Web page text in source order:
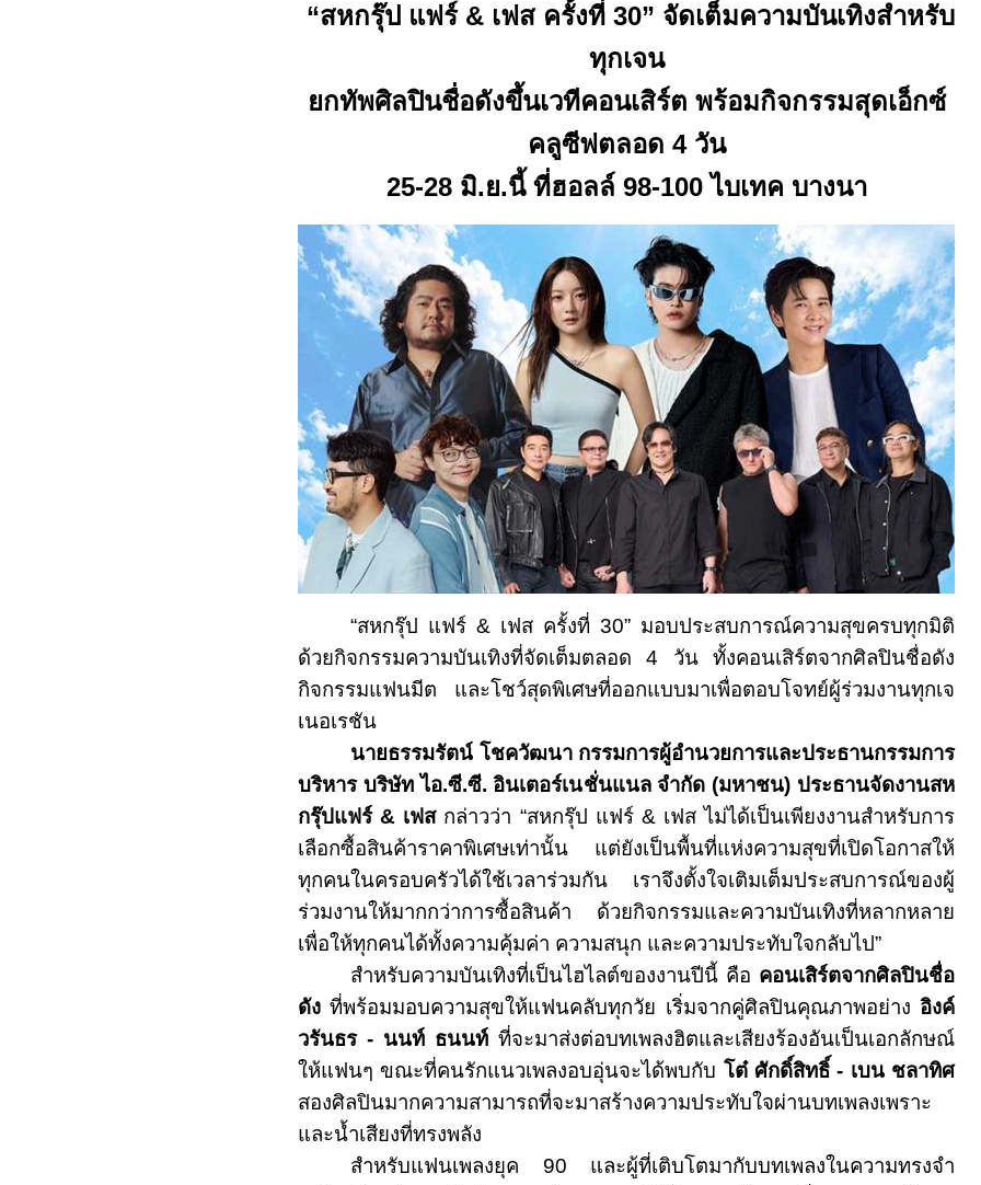
“สหกรุ๊ป แฟร์& เฟส ครั้งที่ 30” จัดเต็มความบันเทิงสำหรับ
ทุกเจน
ยกทัพศิลปินชื่อดังขึ้นเวทีคอนเสิร์ต พร้อมกิจกรรมสุดเอ็กซ์
คลูซีฟตลอด 4 วัน
25-28 มิ.ย.นี้ ที่ฮอลล์ 98-100ไบเทค บางนา
“สหกรุ๊ป แฟร์ & เฟส ครั้งที่ 30” มอบประสบการณ์ความสุขครบทุกมิติ
ด้วยกิจกรรมความบันเทิงที่จัดเต็มตลอด4 วัน ทั้งคอนเสิร์ตจากศิลปินชื่อดัง
กิจกรรมแฟนมีต และโชว์สุดพิเศษที่ออกแบบมาเพื่อตอบโจทย์ผู้ร่วมงานทุกเจ
เนอเรชัน
นายธรรมรัตน์ โชควัฒนา กรรมการผู้อำนวยการและประธานกรรมการ
บริหาร บริษัท ไอ.ซี.ซี. อินเตอร์เนชั่นแนล จำกัด (มหาชน) ประธานจัดงานสห
กรุ๊ปแฟร์& เฟส กล่าวว่า “สหกรุ๊ป แฟร์& เฟส ไม่ได้เป็นเพียงงานสำหรับการ
เลือกซื้อสินค้าราคาพิเศษเท่านั้น แต่ยังเป็นพื้นที่แห่งความสุขที่เปิดโอกาสให้
ทุกคนในครอบครัวได้ใช้เวลาร่วมกัน เราจึงตั้งใจเติมเต็มประสบการณ์ของผู้
ร่วมงานให้มากกว่าการซื้อสินค้า ด้วยกิจกรรมและความบันเทิงที่หลากหลาย
เพื่อให้ทุกคนได้ทั้งความคุ้มค่า ความสนุก และความประทับใจกลับไป”
สำหรับความบันเทิงที่เป็นไฮไลต์ของงานปีนี้ คือ คอนเสิร์ตจากศิลปินชื่อ
ดัง ที่พร้อมมอบความสุขให้แฟนคลับทุกวัย เริ่มจากคู่ศิลปินคุณภาพอย่าง อิงค์
วรันธร - นนท์ ธนนท์ ที่จะมาส่งต่อบทเพลงฮิตและเสียงร้องอันเป็นเอกลักษณ์
ให้แฟนๆ ขณะที่คนรักแนวเพลงอบอุ่นจะได้พบกับ โต๋ ศักดิ์สิทธิ์ - เบน ชลาทิศ
สองศิลปินมากความสามารถที่จะมาสร้างความประทับใจผ่านบทเพลงเพราะ
และน้ำเสียงที่ทรงพลัง
สำหรับแฟนเพลงยุค 90 และผู้ที่เติบโตมากับบทเพลงในความทรงจำ